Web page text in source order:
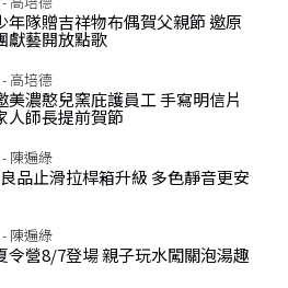
年隊贈吉祥物布偶賀父親節 邀原
獻藝開放點歌
高培德
美濃憨兒窯庇護員工 手寫明信片
人師長提前賀節
陳遍綠
品止滑拉桿箱升級 多色靜音更安
陳遍綠
令營8/7登場 親子玩水闖關泡湯趣